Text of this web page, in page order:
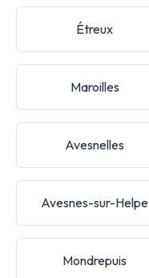
Étreux
Maroilles
Avesnelles
Avesnes-sur-Helpe
Mondrepuis